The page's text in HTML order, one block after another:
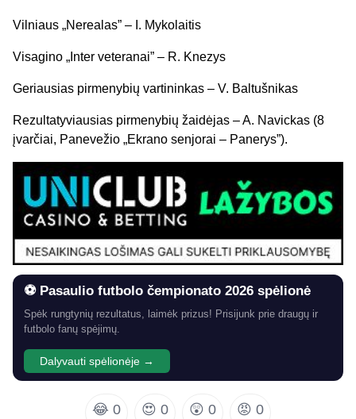
Vilniaus „Nerealas” – I. Mykolaitis
Visagino „Inter veteranai” – R. Knezys
Geriausias pirmenybių vartininkas – V. Baltušnikas
Rezultatyviausias pirmenybių žaidėjas – A. Navickas (8
įvarčiai, Panevežio „Ekrano senjorai – Panerys”).
⚽ Pasaulio futbolo čempionato 2026 spėlionė
Spėk rungtynių rezultatus, laimėk prizus! Prisijunk prie draugų ir
futbolo fanų spėjimų.
Dalyvauti spėlionėje →
😂 0 😍 0 😲 0 😡 0